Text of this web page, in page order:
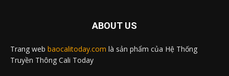
ABOUT US
Trang web baocalitoday.com là sản phẩm của Hệ Thống
Truyền Thông Cali Today